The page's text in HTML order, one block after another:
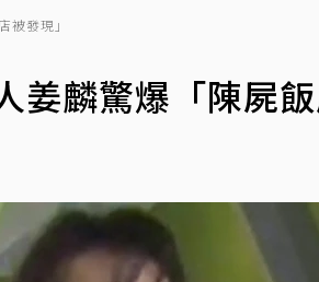
被發現」
麟驚爆「陳屍飯